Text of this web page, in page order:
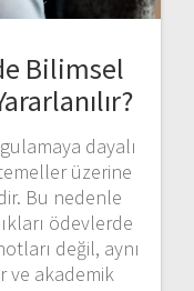
Bilimsel
dayalı
üzerine
Bu nedenle
ödevlerde
değil, aynı
ve akademik